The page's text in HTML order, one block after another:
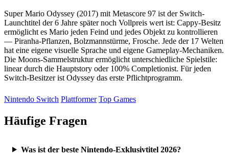
Super Mario Odyssey (2017) mit Metascore 97 ist der Switch-
Launchtitel der 6 Jahre später noch Vollpreis wert ist: Cappy-Besitz
ermöglicht es Mario jeden Feind und jedes Objekt zu kontrollieren
— Piranha-Pflanzen, Bolzmannstürme, Frosche. Jede der 17 Welten
hat eine eigene visuelle Sprache und eigene Gameplay-Mechaniken.
Die Moons-Sammelstruktur ermöglicht unterschiedliche Spielstile:
linear durch die Hauptstory oder 100% Completionist. Für jeden
Switch-Besitzer ist Odyssey das erste Pflichtprogramm.
Nintendo Switch Plattformer Top Games
Häufige Fragen
Was ist der beste Nintendo-Exklusivtitel 2026?